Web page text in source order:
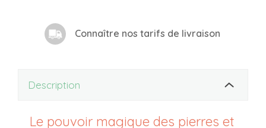
Connaître nos tarifs de livraison
Description
Le pouvoir magique des pierres et